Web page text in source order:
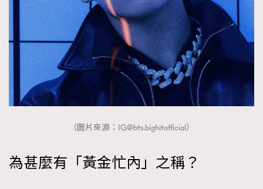
（圖片來源： IG@bts.bighitofficial）
為甚麼有「黃金忙內」之稱？